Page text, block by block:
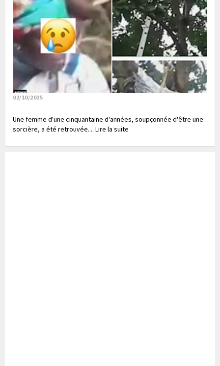
02/10/2025
Une femme d'une cinquantaine d'années, soupçonnée d'être une
sorcière, a été retrouvée.... Lire la suite